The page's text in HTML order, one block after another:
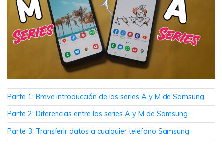
Apps
Mutsapper (Alias: Wutsapper)
Transfiere datos de WhatsApp y
WhatsApp Business sin restablecer los
valores de fábrica.
MobileTrans App
Transfiere datos del teléfono, de
WhatsApp y archivos entre dispositivos
iOS y Android.
Parte 1: Breve introducción de las series A y M de Samsung
Parte 2: Diferencias entre las series A y M de Samsung
Parte 3: Transferir datos a cualquier teléfono Samsung